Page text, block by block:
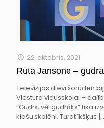
22. oktobris, 2021
Rūta Jansone –
Televīzijas dievi šoruden
Viestura vidusskolai –
“Gudrs, vēl gudrāks” tika
klašu skolēni. Turot īkšķus